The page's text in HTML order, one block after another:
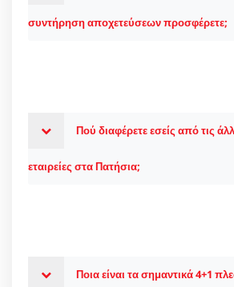
συντήρηση αποχετεύσεων προσφέρετε;
Πού διαφέρετε εσείς από τις
εταιρείες στα Πατήσια;
Ποια είναι τα σημαντικά 4+1